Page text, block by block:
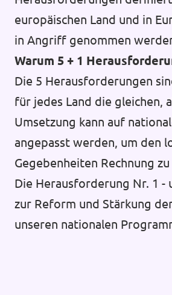
europäischen Land und in
in Angriff genommen
Warum 5 + 1
Die 5 Herausforderungen
für jedes Land die gleichen,
Umsetzung kann auf
angepasst werden, um den
Gegebenheiten Rechnung
Die Herausforderung Nr. 1 -
zur Reform und Stärkung
unseren nationalen